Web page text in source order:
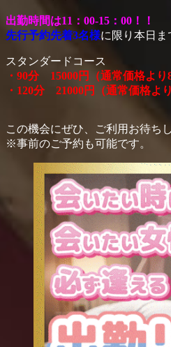
出勤時間は11：00-15：00！！
先行予約先着3名様に限り本日ま
スタンダードコース
・90分 15000円（通常価格より
・120分 21000円（通常価格よ
この機会にぜひ、ご利用お待ち
※事前のご予約も可能です。